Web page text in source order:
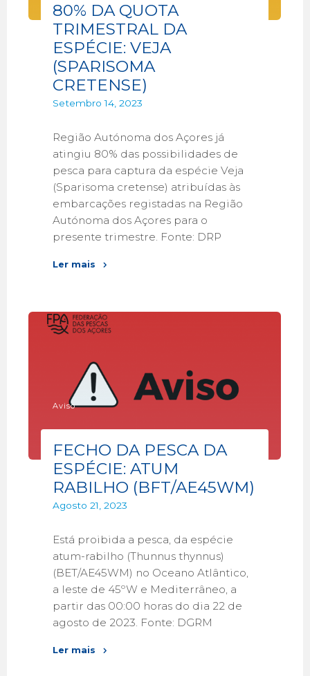
80% DA QUOTA
TRIMESTRAL DA
ESPÉCIE: VEJA
(SPARISOMA
CRETENSE)
Setembro 14, 2023
Região Autónoma dos Açores já
atingiu 80% das possibilidades de
pesca para captura da espécie Veja
(Sparisoma cretense) atribuídas às
embarcações registadas na Região
Autónoma dos Açores para o
presente trimestre. Fonte: DRP
Ler mais
Aviso
FECHO DA PESCA DA
ESPÉCIE: ATUM
RABILHO (BFT/AE45WM)
Agosto 21, 2023
Está proibida a pesca, da espécie
atum-rabilho (Thunnus thynnus)
(BET/AE45WM) no Oceano Atlântico,
a leste de 45ºW e Mediterrâneo, a
partir das 00:00 horas do dia 22 de
agosto de 2023. Fonte: DGRM
Ler mais